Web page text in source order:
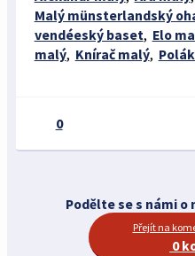
Malý münsterlandský
vendéeský baset, Elo
malý, Knírač malý,
0
Podělte se s námi
Přejít na
0